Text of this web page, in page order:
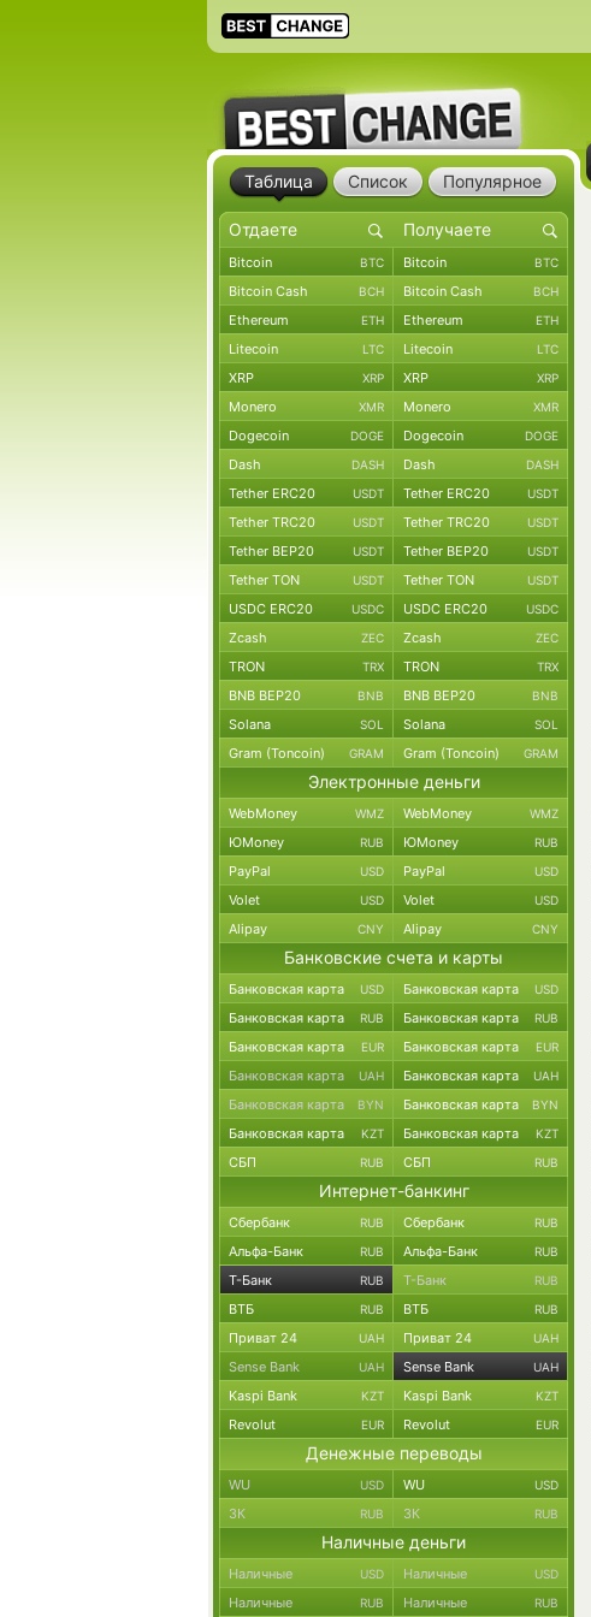
Таблица Список Популярное
Bitcoin BTC Bitcoin BTC
Bitcoin Cash BCH Bitcoin Cash BCH
Ethereum ETH Ethereum ETH
Litecoin LTC Litecoin LTC
XRP XRP XRP XRP
Monero XMR Monero XMR
Dogecoin DOGE Dogecoin DOGE
Dash DASH Dash DASH
Tether ERC20 USDT Tether ERC20 USDT
Tether TRC20 USDT Tether TRC20 USDT
Tether BEP20 USDT Tether BEP20 USDT
Tether TON USDT Tether TON USDT
USDC ERC20 USDC USDC ERC20 USDC
Zcash ZEC Zcash ZEC
TRON TRX TRON TRX
BNB BEP20 BNB BNB BEP20 BNB
Solana SOL Solana SOL
Gram (Toncoin) GRAM Gram (Toncoin) GRAM
Электронные деньги
WebMoney WMZ WebMoney WMZ
ЮMoney RUB ЮMoney RUB
PayPal USD PayPal USD
Volet USD Volet USD
Alipay CNY Alipay CNY
Банковские счета и карты
Банковская карта USD Банковская карта USD
Банковская карта RUB Банковская карта RUB
Банковская карта EUR Банковская карта EUR
Банковская карта UAH Банковская карта UAH
Банковская карта BYN Банковская карта BYN
Банковская карта KZT Банковская карта KZT
СБП RUB СБП RUB
Интернет-банкинг
Сбербанк RUB Сбербанк RUB
Альфа-Банк RUB Альфа-Банк RUB
Т-Банк RUB Т-Банк RUB
ВТБ RUB ВТБ RUB
Приват 24 UAH Приват 24 UAH
Sense Bank UAH Sense Bank UAH
Kaspi Bank KZT Kaspi Bank KZT
Revolut EUR Revolut EUR
Денежные переводы
WU USD WU USD
ЗК RUB ЗК RUB
Наличные деньги
Наличные USD Наличные USD
Наличные RUB Наличные RUB